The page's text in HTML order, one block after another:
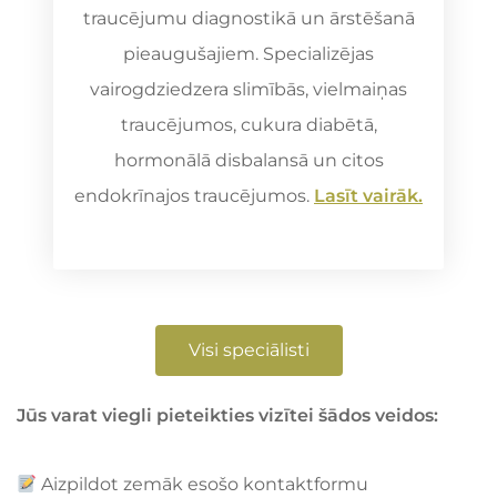
traucējumu diagnostikā un ārstēšanā
pieaugušajiem. Specializējas
vairogdziedzera slimībās, vielmaiņas
traucējumos, cukura diabētā,
hormonālā disbalansā un citos
endokrīnajos traucējumos. Lasīt vairāk.
Visi speciālisti
Jūs varat viegli pieteikties vizītei šādos veidos:
Aizpildot zemāk esošo kontaktformu